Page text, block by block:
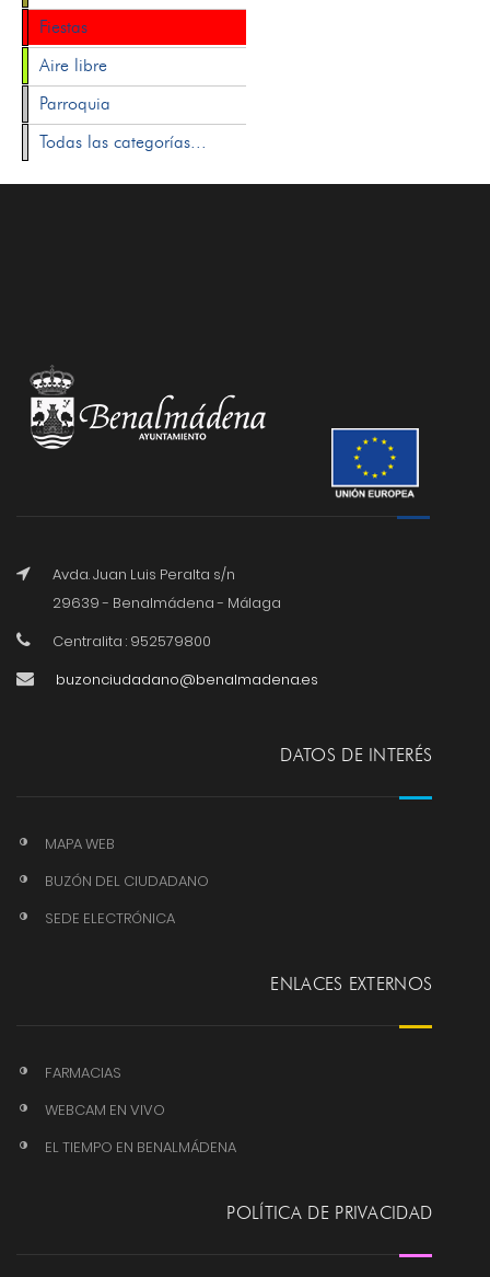
Fiestas
Aire libre
Parroquia
Todas las categorías...
Avda. Juan Luis Peralta s/n
29639 - Benalmádena - Málaga
Centralita : 952579800
buzonciudadano@benalmadena.es
DATOS DE INTERÉS
MAPA WEB
BUZÓN DEL CIUDADANO
SEDE ELECTRÓNICA
ENLACES EXTERNOS
FARMACIAS
WEBCAM EN VIVO
EL TIEMPO EN BENALMÁDENA
POLÍTICA DE PRIVACIDAD